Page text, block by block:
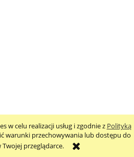
w celu realizacji usług i zgodnie z Polityką
warunki przechowywania lub dostępu do
przeglądarce.